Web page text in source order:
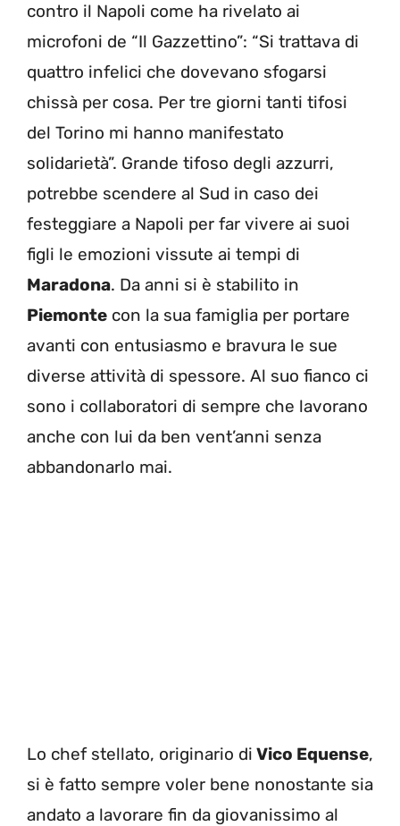
contro il Napoli come ha rivelato ai
microfoni de “Il Gazzettino”: “Si trattava di
quattro infelici che dovevano sfogarsi
chissà per cosa. Per tre giorni tanti tifosi
del Torino mi hanno manifestato
solidarietà”. Grande tifoso degli azzurri,
potrebbe scendere al Sud in caso dei
festeggiare a Napoli per far vivere ai suoi
figli le emozioni vissute ai tempi di
Maradona. Da anni si è stabilito in
Piemonte con la sua famiglia per portare
avanti con entusiasmo e bravura le sue
diverse attività di spessore. Al suo fianco ci
sono i collaboratori di sempre che lavorano
anche con lui da ben vent’anni senza
abbandonarlo mai.
Lo chef stellato, originario di Vico Equense,
si è fatto sempre voler bene nonostante sia
andato a lavorare fin da giovanissimo al